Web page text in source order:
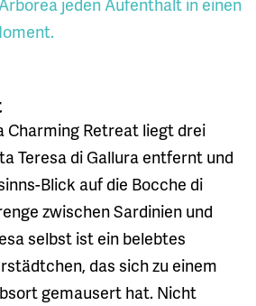
Charming Retreat liegt drei
Teresa di Gallura entfernt und
Blick auf die Bocche di
zwischen Sardinien und
selbst ist ein belebtes
das sich zu einem
gemausert hat. Nicht